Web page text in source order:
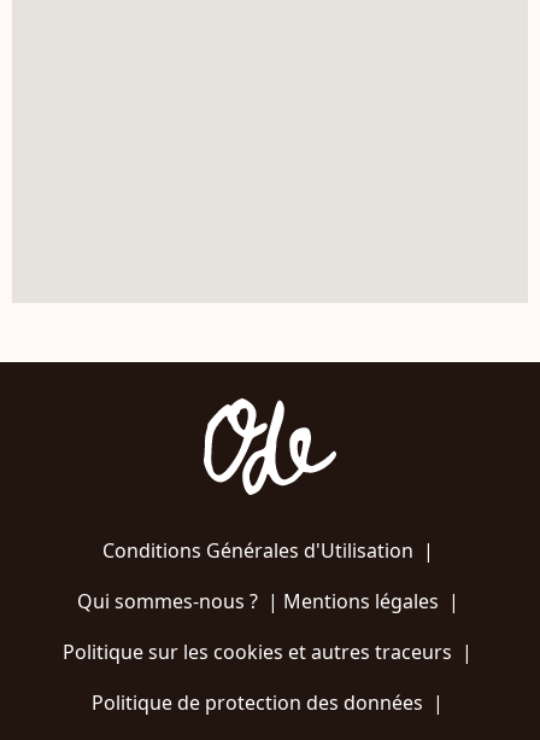
Conditions Générales d'Utilisation |
Qui sommes-nous ?| Mentions légales |
Politique sur les cookies et autres traceurs |
Politique de protection des données |